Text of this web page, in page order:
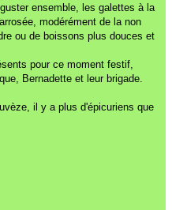
ensemble, les galettes à la
modérément de la non
ou de boissons plus douces et
pour ce moment festif,
Bernadette et leur brigade.
il y a plus d'épicuriens que